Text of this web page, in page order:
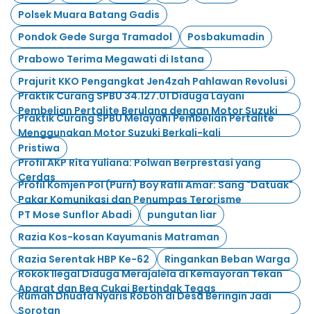
Polsek Muara Batang Gadis
Pondok Gede Surga Tramadol
Posbakumadin
Prabowo Terima Megawati di Istana
Prajurit KKO Pengangkat Jen4zah Pahlawan Revolusi
Praktik Curang SPBU 34.127.01 Diduga Layani
Pembelian Pertalite Berulang dengan Motor Suzuki
Praktik Curang SPBU Melayani Pembelian Pertalite
Menggunakan Motor Suzuki Berkali-kali
Pristiwa
Profil AKP Rita Yuliana: Polwan Berprestasi yang
Cerdas
Profil Komjen Pol (Purn) Boy Rafli Amar: Sang "Datuak"
Pakar Komunikasi dan Penumpas Terorisme
PT Mose Sunflor Abadi
pungutan liar
Razia Kos-kosan Kayumanis Matraman
Razia Serentak HBP Ke-62
Ringankan Beban Warga
Rokok Ilegal Diduga Merajalela di Kemayoran Tekan
Aparat dan Bea Cukai Bertindak Tegas
Rumah Dhuafa Nyaris Roboh di Desa Beringin Jadi
Sorotan